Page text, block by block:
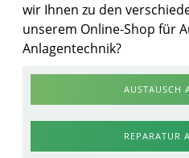
wir Ihnen zu den
unserem Online-Shop für
Anlagentechnik?
AUSTAUSCH
REPARATUR